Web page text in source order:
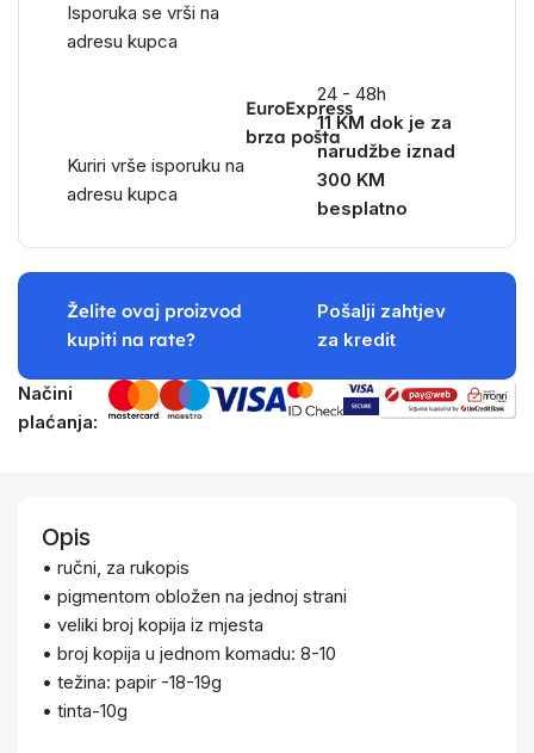
Isporuka se vrši na
adresu kupca
EuroExpress
brza pošta
Kuriri vrše isporuku na
adresu kupca
24 - 48h
11 KM dok je za
narudžbe iznad
300 KM
besplatno
Želite ovaj proizvod
kupiti na rate?
Pošalji zahtjev
za kredit
Načini
plaćanja:
Opis
• ručni, za rukopis
• pigmentom obložen na jednoj strani
• veliki broj kopija iz mjesta
• broj kopija u jednom komadu: 8-10
• težina: papir -18-19g
• tinta-10g